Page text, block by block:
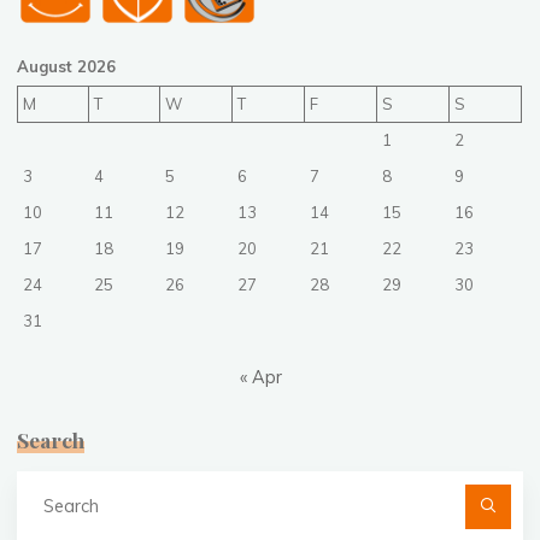
August 2026
M
T W T F S
S
1
2
3
4 5 6 7 8
9
10
11 12 13 14 15
16
17
18 19 20 21 22
23
24
25 26 27 28 29
30
31
« Apr
Search